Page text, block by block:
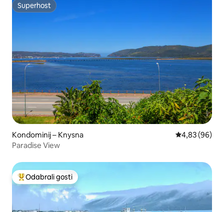
Superhost
Superhost
Kondominij – Knysna Prosječna
4,83 (96)
Paradise View
Među najviše rangiranima s oznakom „Odabrali gosti”
Odabrali gosti